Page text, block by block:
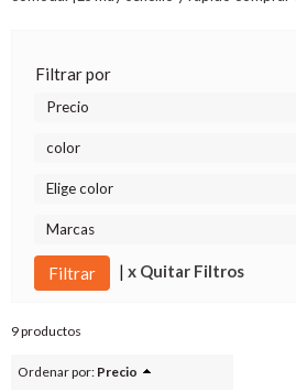
Filtrar por
Precio
color
Elige color
Marcas
| x Quitar Filtros
9 productos
Ordenar por: Precio